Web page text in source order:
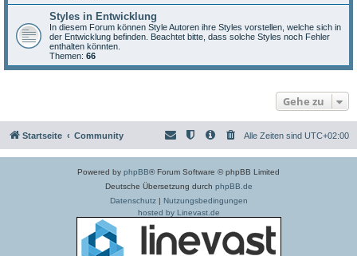
Styles in Entwicklung
In diesem Forum können Style Autoren ihre Styles vorstellen, welche sich in
der Entwicklung befinden. Beachtet bitte, dass solche Styles noch Fehler
enthalten könnten.
Themen: 66
Gehe zu
Startseite Community Alle Zeiten sind UTC+02:00
Powered by phpBB® Forum Software © phpBB Limited
Deutsche Übersetzung durch phpBB.de
Datenschutz| Nutzungsbedingungen
hosted by Linevast.de